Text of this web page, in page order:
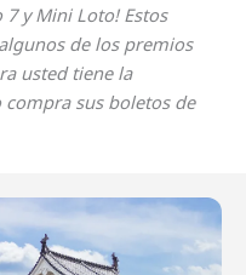
7 y Mini Loto! Estos
de los premios
usted tiene la
sus boletos de